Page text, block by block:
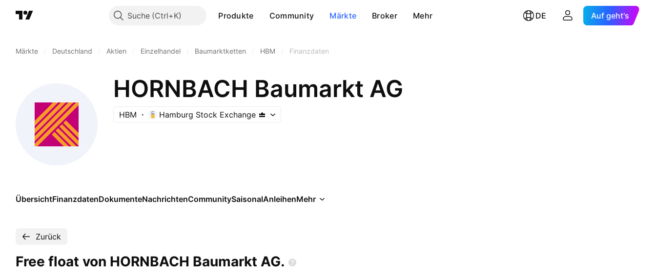
Suche Produkte Community Märkte Broker Mehr DE Auf geht's
Märkte Deutschland Aktien Einzelhandel Baumarktketten HBM Finanzdaten
HORNBACH Baumarkt AG
HBM Hamburg Stock Exchange
ÜbersichtFinanzdatenDokumenteNachrichtenCommunitySaisonalAnleihenMehr
Zurück
Free float von HORNBACH Baumarkt AG.